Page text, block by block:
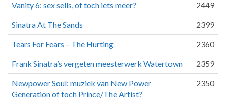
Vanity 6: sex sells, of toch iets meer? 2449
Sinatra At The Sands 2399
Tears For Fears – The Hurting 2360
Frank Sinatra’s vergeten meesterwerk Watertown 2359
Newpower Soul: muziek van New Power
Generation of toch Prince/The Artist?
2350